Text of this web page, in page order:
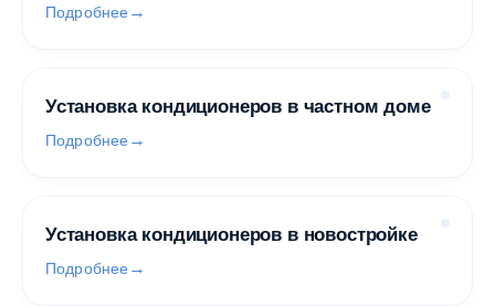
Подробнее
Установка кондиционеров в частном доме
Подробнее
Установка кондиционеров в новостройке
Подробнее